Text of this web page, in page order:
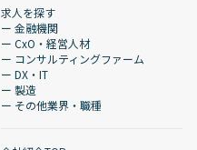
求人を探す
ー 金融機関
ー CxO・経営人材
ー コンサルティングファーム
ー DX・IT
ー 製造
ー その他業界・職種